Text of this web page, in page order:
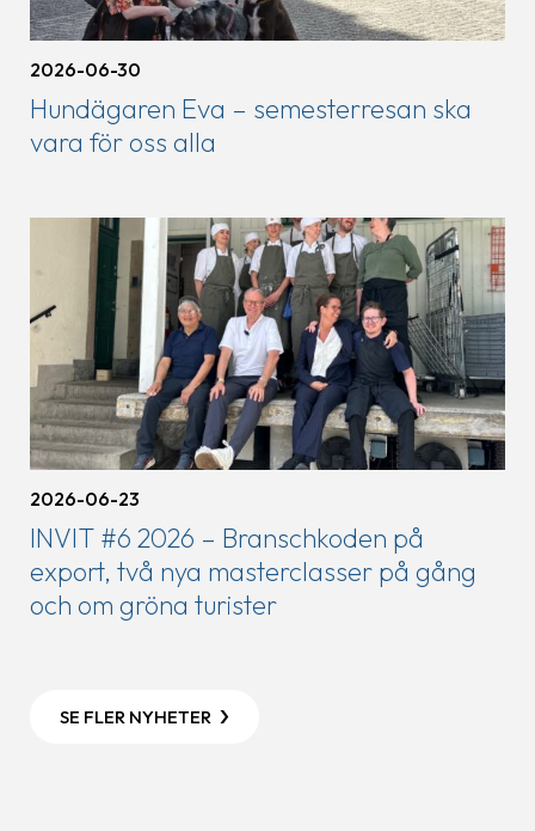
Hundägaren Eva – semesterresan ska
vara för oss alla
2026-06-30
INVIT #6 2026 – Branschkoden på
export, två nya masterclasser på gång
och om gröna turister
2026-06-23
SE FLER NYHETER